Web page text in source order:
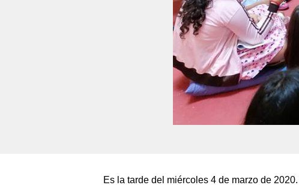
Es la tarde del miércoles 4 de marzo de